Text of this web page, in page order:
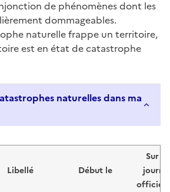
de phénomènes dont les
dommageables.
naturelle frappe un territoire,
est en état de catastrophe
naturelles dans ma
Libellé Début le
Sur le
officiel